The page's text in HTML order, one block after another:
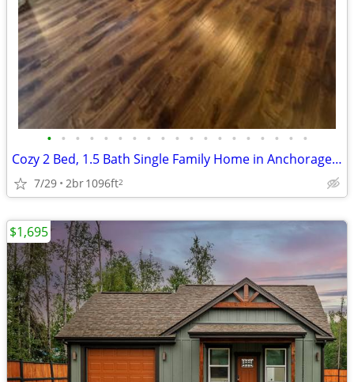
• • • • • • • • • • • • • • • • • • •
Cozy 2 Bed, 1.5 Bath Single Family Home in Anchorage - Available 8/15
7/29 2br1096ft2
$1,695